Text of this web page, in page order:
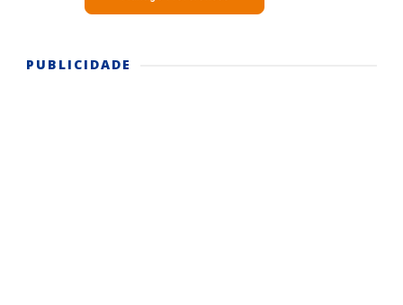
PUBLICIDADE